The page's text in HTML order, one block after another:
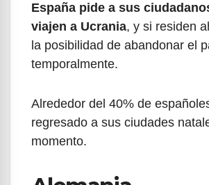
España pide a sus
viajen a Ucrania, y si residen
la posibilidad de abandonar el
temporalmente.
Alrededor del 40% de
regresado a sus ciudades
momento.